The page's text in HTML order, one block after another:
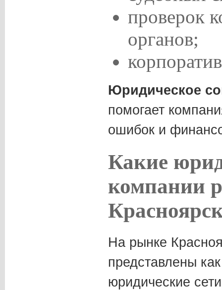
проверок
органов;
Юридическое
помогает
ошибок и
Какие
компании
На рынке
представлены
юридические